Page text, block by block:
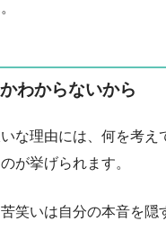
わからないから
な理由には、何を考え
が挙げられます。
笑いは自分の本音を隠